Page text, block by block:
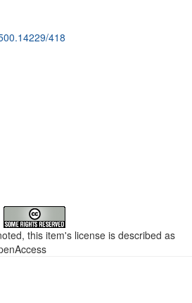
418
this item's license is described as